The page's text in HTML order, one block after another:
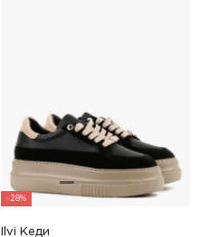
-28%
Ilvi Кеди